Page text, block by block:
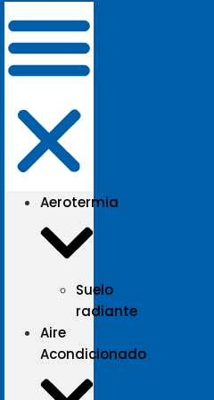
Aerotermia
Suelo
radiante
Aire
Acondicionado